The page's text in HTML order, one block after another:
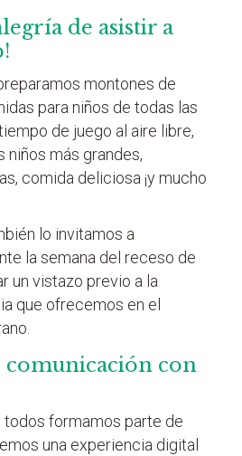
de asistir a
montones de
para niños de todas las
de juego al aire libre,
niños más grandes,
comida deliciosa ¡y mucho
lo invitamos a
la semana del receso de
un vistazo previo a la
que ofrecemos en el
comunicación con
todos formamos parte de
una experiencia digital